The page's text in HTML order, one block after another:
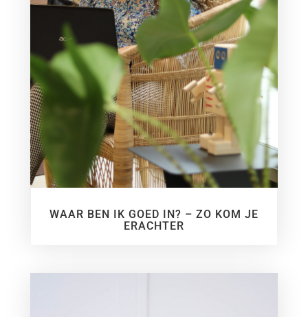
WAAR BEN IK GOED IN? – ZO KOM JE
ERACHTER